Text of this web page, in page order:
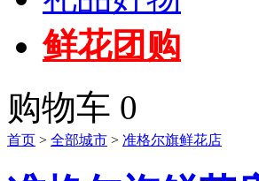
鲜花团购
购物车 0
首页 > 全部城市 > 准格尔旗鲜花店